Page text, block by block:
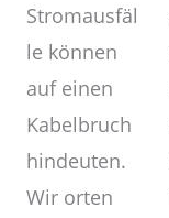
Stromausfäl
le können
auf einen
Kabelbruch
hindeuten.
Wir orten